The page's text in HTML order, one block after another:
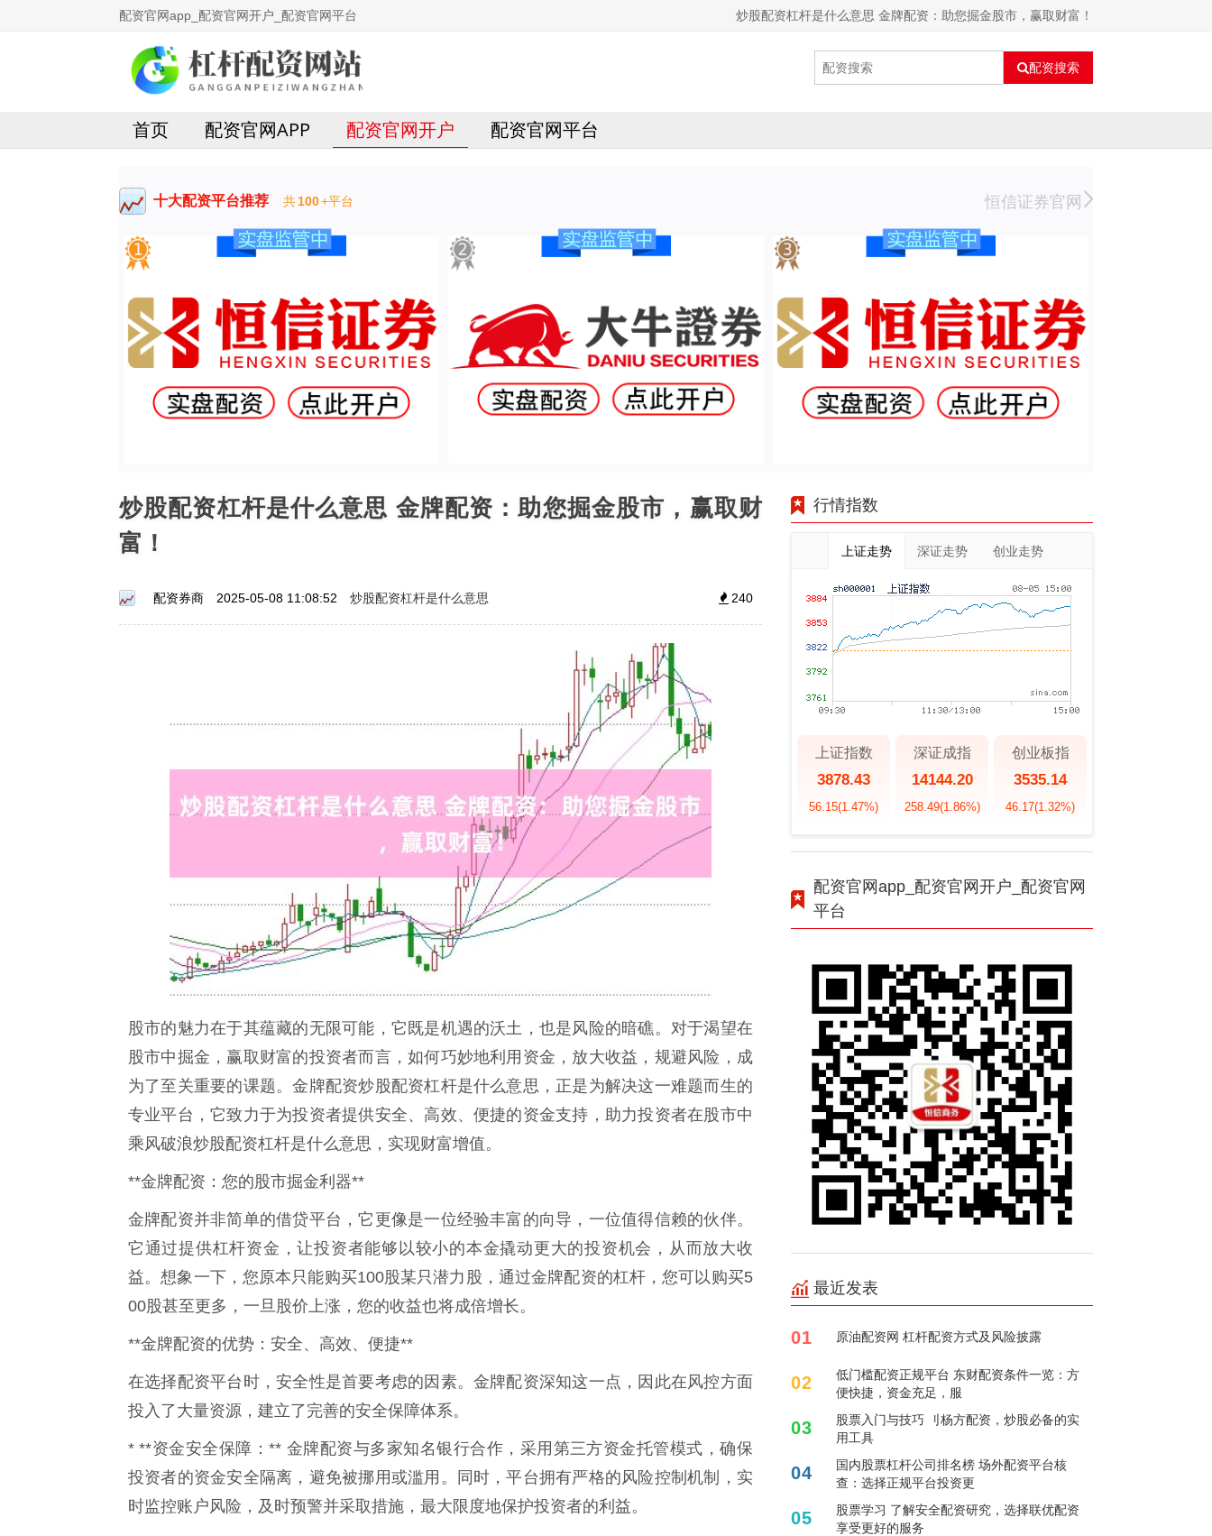
配资官网app_配资官网开户_配资官网平台 炒股配资杠杆是什么意思 金牌配资：助您掘金股市，赢取财富！
配资搜索
首页 配资官网APP 配资官网开户 配资官网平台
十大配资平台推荐 共100+平台 恒信证券官网
炒股配资杠杆是什么意思 金牌配资：助您掘金股市，赢取财
富！
配资券商 2025-05-08 11:08:52 炒股配资杠杆是什么意思 240
股市的魅力在于其蕴藏的无限可能，它既是机遇的沃土，也是风险的暗礁。对于渴望在
股市中掘金，赢取财富的投资者而言，如何巧妙地利用资金，放大收益，规避风险，成
为了至关重要的课题。金牌配资炒股配资杠杆是什么意思，正是为解决这一难题而生的
专业平台，它致力于为投资者提供安全、高效、便捷的资金支持，助力投资者在股市中
乘风破浪炒股配资杠杆是什么意思，实现财富增值。
**金牌配资：您的股市掘金利器**
金牌配资并非简单的借贷平台，它更像是一位经验丰富的向导，一位值得信赖的伙伴。
它通过提供杠杆资金，让投资者能够以较小的本金撬动更大的投资机会，从而放大收
益。想象一下，您原本只能购买100股某只潜力股，通过金牌配资的杠杆，您可以购买5
00股甚至更多，一旦股价上涨，您的收益也将成倍增长。
**金牌配资的优势：安全、高效、便捷**
在选择配资平台时，安全性是首要考虑的因素。金牌配资深知这一点，因此在风控方面
投入了大量资源，建立了完善的安全保障体系。
* **资金安全保障：** 金牌配资与多家知名银行合作，采用第三方资金托管模式，确保
投资者的资金安全隔离，避免被挪用或滥用。同时，平台拥有严格的风险控制机制，实
时监控账户风险，及时预警并采取措施，最大限度地保护投资者的利益。
行情指数
上证走势 深证走势 创业走势
上证指数
3878.43
56.15(1.47%)
深证成指
14144.20
258.49(1.86%)
创业板指
3535.14
46.17(1.32%)
配资官网app_配资官网开户_配资官网
平台
最近发表
01 原油配资网 杠杆配资方式及风险披露
02
低门槛配资正规平台 东财配资条件一览：方
便快捷，资金充足，服
03
股票入门与技巧 刂杨方配资，炒股必备的实
用工具
04
国内股票杠杆公司排名榜 场外配资平台核
查：选择正规平台投资更
05
股票学习 了解安全配资研究，选择联优配资
享受更好的服务